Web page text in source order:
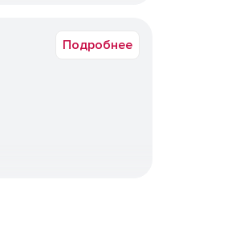
развертывать защиту
обновляться, по
Подробнее